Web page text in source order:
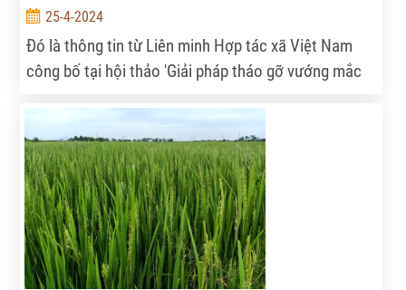
25-4-2024
Đó là thông tin từ Liên minh Hợp tác xã Việt Nam
công bố tại hội thảo 'Giải pháp tháo gỡ vướng mắc
tập thể'.